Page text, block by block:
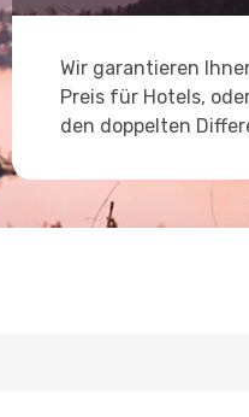
Wir garantieren
Preis für Hotels,
den doppelten